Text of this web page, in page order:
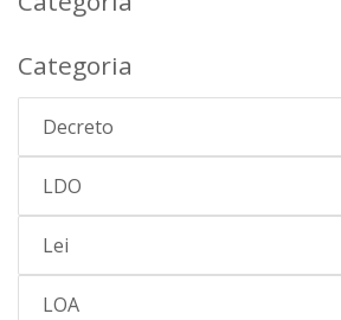
Categoria
Decreto
LDO
Lei
LOA